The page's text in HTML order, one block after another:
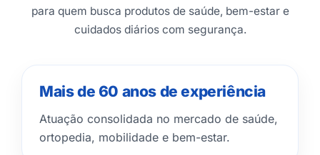
para quem busca produtos de saúde, bem-estar e
cuidados diários com segurança.
Mais de 60 anos de experiência
Atuação consolidada no mercado de saúde,
ortopedia, mobilidade e bem-estar.